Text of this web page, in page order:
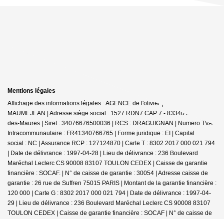
Mentions légales
Affichage des informations légales : AGENCE de l'olivier | Raison sociale : D
MAUMEJEAN | Adresse siège social : 1527 RDN7 CAP 7 - 83340 Le Cannet-
des-Maures | Siret : 34076676500036 | RCS : DRAGUIGNAN | Numero TVA
Intracommunautaire : FR41340766765 | Forme juridique : EI | Capital
social : NC | Assurance RCP : 127124870 | Carte T : 8302 2017 000 021 794
| Date de délivrance : 1997-04-28 | Lieu de délivrance : 236 Boulevard
Maréchal Leclerc CS 90008 83107 TOULON CEDEX | Caisse de garantie
financière : SOCAF. | N° de caisse de garantie : 30054 | Adresse caisse de
garantie : 26 rue de Suffren 75015 PARIS | Montant de la garantie financière :
120 000 | Carte G : 8302 2017 000 021 794 | Date de délivrance : 1997-04-
29 | Lieu de délivrance : 236 Boulevard Maréchal Leclerc CS 90008 83107
TOULON CEDEX | Caisse de garantie financière : SOCAF | N° de caisse de